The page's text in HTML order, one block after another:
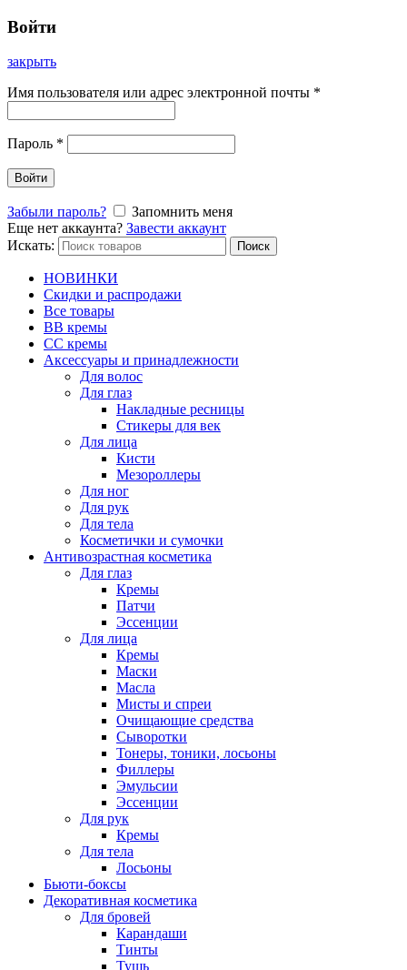
Войти
закрыть
Имя пользователя или адрес электронной почты *
Пароль *
Войти
Забыли пароль?
Запомнить меня
Еще нет аккаунта? Завести аккаунт
Искать:
Поиск
НОВИНКИ
Скидки и распродажи
Все товары
BB кремы
CC кремы
Аксессуары и принадлежности
Для волос
Для глаз
Накладные ресницы
Стикеры для век
Для лица
Кисти
Мезороллеры
Для ног
Для рук
Для тела
Косметички и сумочки
Антивозрастная косметика
Для глаз
Кремы
Патчи
Эссенции
Для лица
Кремы
Маски
Масла
Мисты и спреи
Очищающие средства
Сыворотки
Тонеры, тоники, лосьоны
Филлеры
Эмульсии
Эссенции
Для рук
Кремы
Для тела
Лосьоны
Бьюти-боксы
Декоративная косметика
Для бровей
Карандаши
Тинты
Тушь